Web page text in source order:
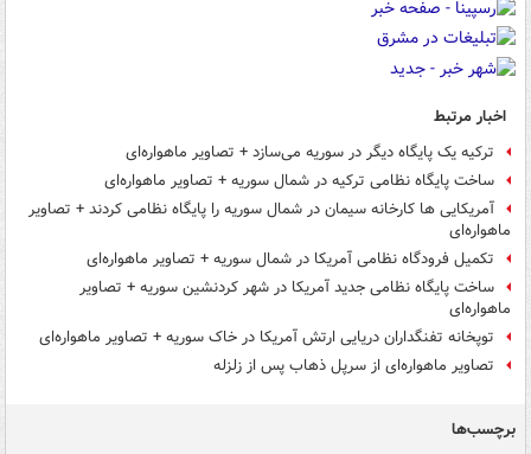
اخبار مرتبط
ترکیه یک پایگاه دیگر در سوریه می‌سازد + تصاویر ماهواره‌ای
ساخت پایگاه نظامی ترکیه در شمال سوریه + تصاویر ماهواره‌ای
آمریکایی ها کارخانه سیمان در شمال سوریه را پایگاه نظامی کردند + تصاویر
ماهواره‌ای
تکمیل فرودگاه نظامی آمریکا در شمال سوریه + تصاویر ماهواره‌ای
ساخت پایگاه نظامی جدید آمریکا در شهر کردنشین سوریه + تصاویر
ماهواره‌ای
توپخانه تفنگداران دریایی ارتش آمریکا در خاک سوریه + تصاویر ماهواره‌ای
تصاویر ماهواره‌ای از سرپل ذهاب پس از زلزله
برچسب‌ها